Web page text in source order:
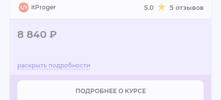
itProger 5.0 5 отзывов
8 840 ₽
ПОДРОБНЕЕ О КУРСЕ